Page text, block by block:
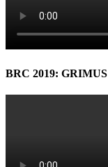
BRC 2019: GRIMUS